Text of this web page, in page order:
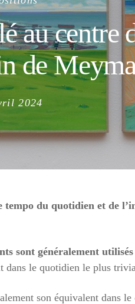
au centre
de
2024
tempo du quotidien et de
sont généralement
dans le quotidien le plus
son équivalent dans